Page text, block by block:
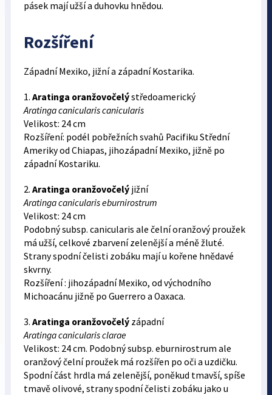
pásek mají užší a duhovku hnědou.
Rozšíření
Západní Mexiko, jižní a západní Kostarika.
1. Aratinga oranžovočelýstředoamerický
Aratinga canicularis canicularis
Velikost: 24 cm
Rozšíření: podél pobřežních svahů Pacifiku Střední
Ameriky od Chiapas, jihozápadní Mexiko, jižně po
západní Kostariku.
2. Aratinga oranžovočelýjižní
Aratinga canicularis eburnirostrum
Velikost: 24 cm
Podobný subsp. canicularis ale čelní oranžový proužek
má užší, celkové zbarvení zelenější a méně žluté.
Strany spodní čelisti zobáku mají u kořene hnědavé
skvrny.
Rozšíření : jihozápadní Mexiko, od východního
Michoacánu jižně po Guerrero a Oaxaca.
3. Aratinga oranžovočelýzápadní
Aratinga canicularis clarae
Velikost: 24 cm. Podobný subsp. eburnirostrum ale
oranžový čelní proužek má rozšířen po oči a uzdičku.
Spodní část hrdla má zelenější, poněkud tmavší, spíše
tmavě olivové, strany spodní čelisti zobáku jako u